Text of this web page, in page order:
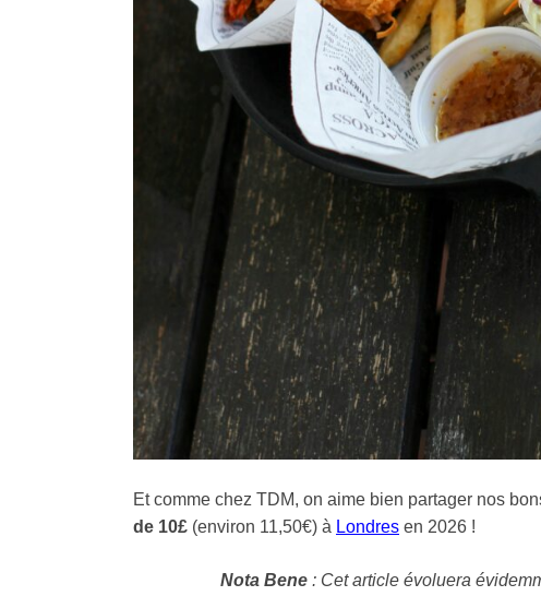
Et comme chez TDM, on aime bien partager nos
de 10£ (environ 11,50€) à Londres en 2026 !
Nota Bene : Cet article évoluera